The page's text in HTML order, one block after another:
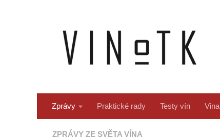
Zprávy Praktické rady Testy vín
ZPRÁVY ZE SVĚTA VÍNA